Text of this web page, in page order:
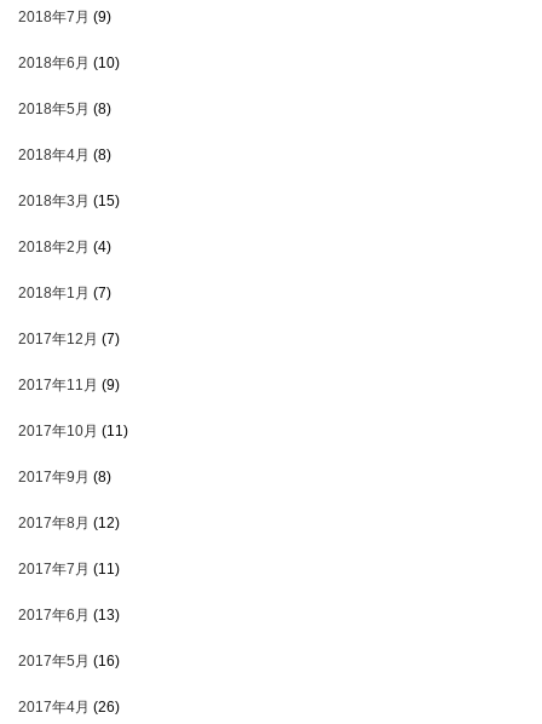
2018年7月 (9)
2018年6月 (10)
2018年5月 (8)
2018年4月 (8)
2018年3月 (15)
2018年2月 (4)
2018年1月 (7)
2017年12月 (7)
2017年11月 (9)
2017年10月 (11)
2017年9月 (8)
2017年8月 (12)
2017年7月 (11)
2017年6月 (13)
2017年5月 (16)
2017年4月 (26)